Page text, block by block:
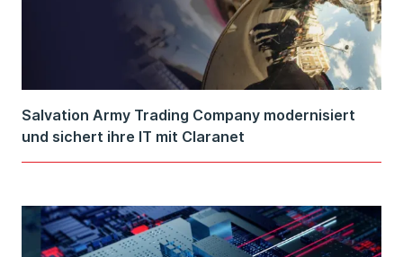
Salvation Army Trading Company modernisiert
und sichert ihre IT mit Claranet